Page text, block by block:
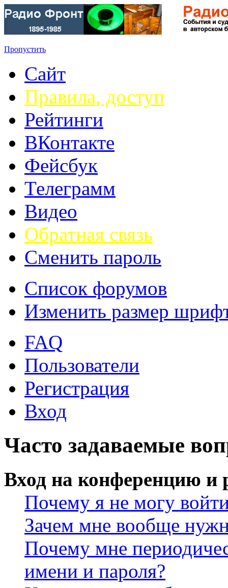
Пропустить
Сайт
Правила, доступ
Рейтинги
ВКонтакте
Фейсбук
Телеграмм
Видео
Обратная связь
Сменить пароль
Список форумов
Изменить размер
FAQ
Пользователи
Регистрация
Вход
Часто задаваемые
Вход на конференцию и
Почему я не могу
Зачем мне вообще
Почему мне
имени и пароля?